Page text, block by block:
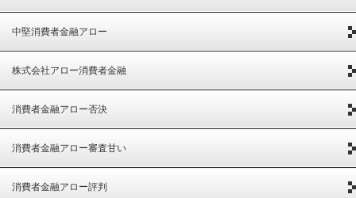
中堅消費者金融アロー
株式会社アロー消費者金融
消費者金融アロー否決
消費者金融アロー審査甘い
消費者金融アロー評判